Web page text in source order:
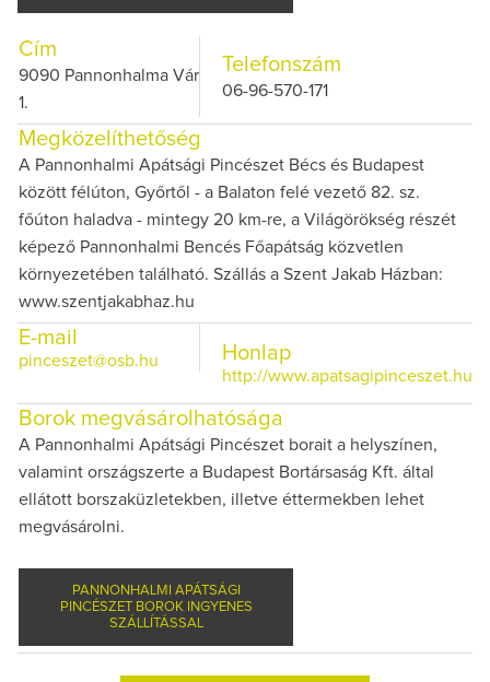
Cím
9090 Pannonhalma Vár
1.
Telefonszám
06-96-570-171
Megközelíthetőség
A Pannonhalmi Apátsági Pincészet Bécs és Budapest
között félúton, Győrtől - a Balaton felé vezető 82. sz.
főúton haladva - mintegy 20 km-re, a Világörökség részét
képező Pannonhalmi Bencés Főapátság közvetlen
környezetében található. Szállás a Szent Jakab Házban:
www.szentjakabhaz.hu
E-mail
pinceszet@osb.hu Honlap
http://www.apatsagipinceszet.hu
Borok megvásárolhatósága
A Pannonhalmi Apátsági Pincészet borait a helyszínen,
valamint országszerte a Budapest Bortársaság Kft. által
ellátott borszaküzletekben, illetve éttermekben lehet
megvásárolni.
PANNONHALMI APÁTSÁGI
PINCÉSZET BOROK INGYENES
SZÁLLÍTÁSSAL